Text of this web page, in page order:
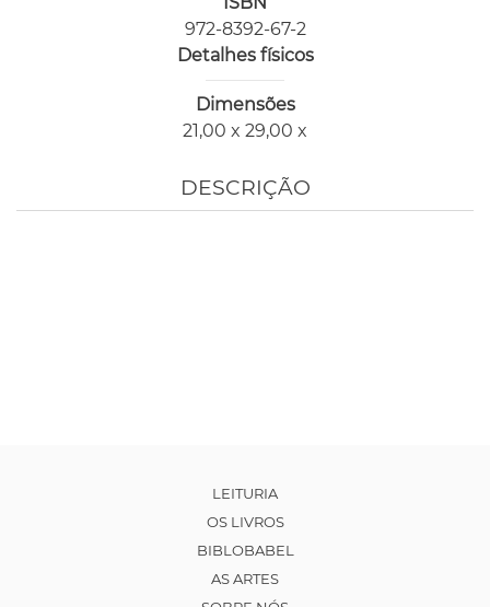
972-8392-67-2
Detalhes físicos
Dimensões
21,00 x 29,00 x
DESCRIÇÃO
LEITURIA
OS LIVROS
BIBLOBABEL
AS ARTES